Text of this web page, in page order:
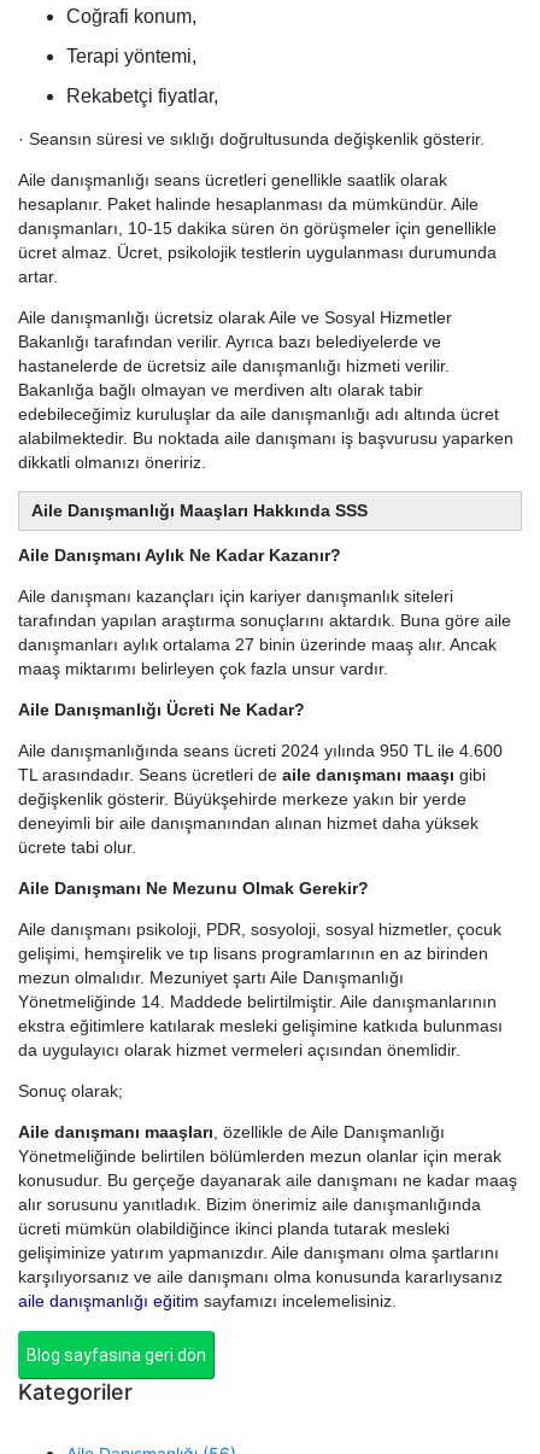
Coğrafi konum,
Terapi yöntemi,
Rekabetçi fiyatlar,
· Seansın süresi ve sıklığı doğrultusunda değişkenlik gösterir.
Aile danışmanlığı seans ücretleri genellikle saatlik olarak
hesaplanır. Paket halinde hesaplanması da mümkündür. Aile
danışmanları, 10-15 dakika süren ön görüşmeler için genellikle
ücret almaz. Ücret, psikolojik testlerin uygulanması durumunda
artar.
Aile danışmanlığı ücretsiz olarak Aile ve Sosyal Hizmetler
Bakanlığı tarafından verilir. Ayrıca bazı belediyelerde ve
hastanelerde de ücretsiz aile danışmanlığı hizmeti verilir.
Bakanlığa bağlı olmayan ve merdiven altı olarak tabir
edebileceğimiz kuruluşlar da aile danışmanlığı adı altında ücret
alabilmektedir. Bu noktada aile danışmanı iş başvurusu yaparken
dikkatli olmanızı öneririz.
Aile Danışmanlığı Maaşları Hakkında SSS
Aile Danışmanı Aylık Ne Kadar Kazanır?
Aile danışmanı kazançları için kariyer danışmanlık siteleri
tarafından yapılan araştırma sonuçlarını aktardık. Buna göre aile
danışmanları aylık ortalama 27 binin üzerinde maaş alır. Ancak
maaş miktarımı belirleyen çok fazla unsur vardır.
Aile Danışmanlığı Ücreti Ne Kadar?
Aile danışmanlığında seans ücreti 2024 yılında 950 TL ile 4.600
TL arasındadır. Seans ücretleri de aile danışmanı maaşı gibi
değişkenlik gösterir. Büyükşehirde merkeze yakın bir yerde
deneyimli bir aile danışmanından alınan hizmet daha yüksek
ücrete tabi olur.
Aile Danışmanı Ne Mezunu Olmak Gerekir?
Aile danışmanı psikoloji, PDR, sosyoloji, sosyal hizmetler, çocuk
gelişimi, hemşirelik ve tıp lisans programlarının en az birinden
mezun olmalıdır. Mezuniyet şartı Aile Danışmanlığı
Yönetmeliğinde 14. Maddede belirtilmiştir. Aile danışmanlarının
ekstra eğitimlere katılarak mesleki gelişimine katkıda bulunması
da uygulayıcı olarak hizmet vermeleri açısından önemlidir.
Sonuç olarak;
Aile danışmanı maaşları , özellikle de Aile Danışmanlığı
Yönetmeliğinde belirtilen bölümlerden mezun olanlar için merak
konusudur. Bu gerçeğe dayanarak aile danışmanı ne kadar maaş
alır sorusunu yanıtladık. Bizim önerimiz aile danışmanlığında
ücreti mümkün olabildiğince ikinci planda tutarak mesleki
gelişiminize yatırım yapmanızdır. Aile danışmanı olma şartlarını
karşılıyorsanız ve aile danışmanı olma konusunda kararlıysanız
aile danışmanlığı eğitim sayfamızı incelemelisiniz.
Blog sayfasına geri dön
Kategoriler